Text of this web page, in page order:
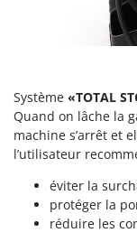
Soufreuses
Taille-haies à
Tarières
Tondeuses à
Tondeuses
Tondeuses
Trancheuses
Komo
L
Laica
Lampacrescia
Landxcape
Système «TOTAL
Quand on lâche la
machine s’arrêt et
l’utilisateur
éviter la
protéger la
réduire les